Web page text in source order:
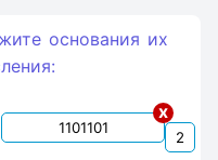
основания их
x